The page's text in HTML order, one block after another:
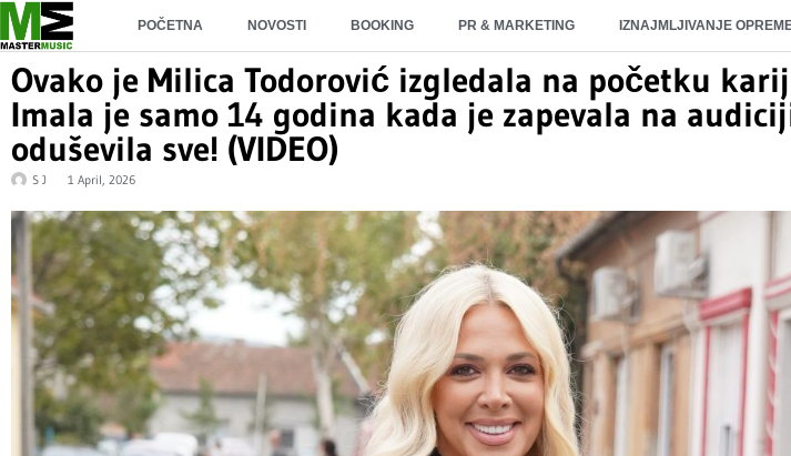
POČETNA NOVOSTI BOOKING PR & MARKETING IZNAJMLJIVANJE
Ovako je Milica Todorović izgledala na početku
Imala je samo 14 godina kada je zapevala na
oduševila sve! (VIDEO)
S J 1 April, 2026